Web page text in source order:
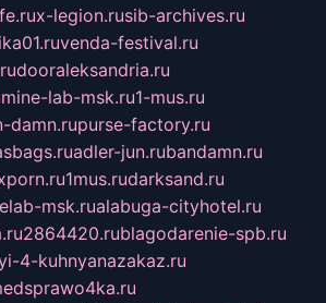
x-legion.rusib-archives.ru
venda-festival.ru
dooraleksandria.ru
mine-lab-msk.ru1-mus.ru
damn.rupurse-factory.ru
adler-jun.rubandamn.ru
1mus.rudarksand.ru
msk.rualabuga-cityhotel.ru
2864420.rublagodarenie-spb.ru
4-kuhnyanazakaz.ru